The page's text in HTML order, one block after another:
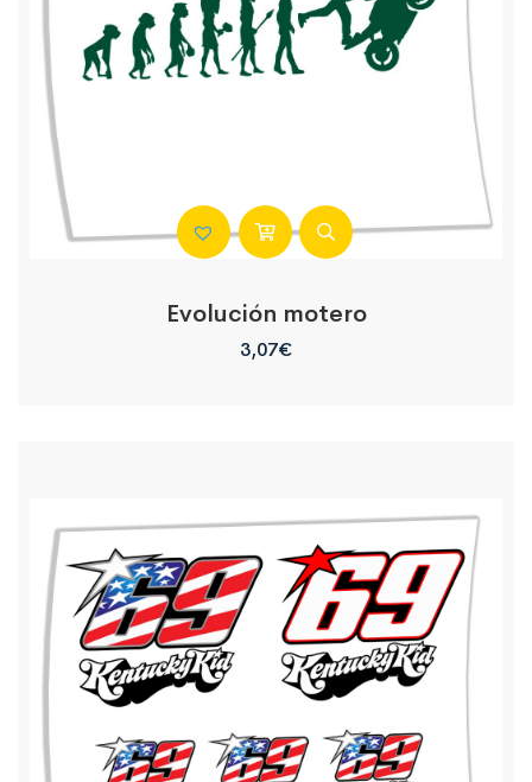
Evolución motero
3,07€